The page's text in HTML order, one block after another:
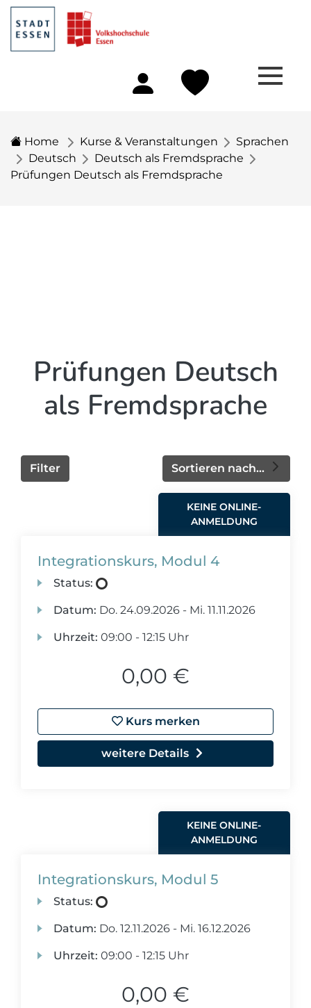
Home Kurse & Veranstaltungen
Sprachen
Deutsch
Deutsch als Fremdsprache
Prüfungen Deutsch als Fremdsprache
Prüfungen Deutsch
als Fremdsprache
Sortieren nach...
Filter
KEINE ONLINE-
ANMELDUNG
Integrationskurs, Modul 4
Status:
Datum: Do. 24.09.2026 - Mi. 11.11.2026
Uhrzeit: 09:00 - 12:15 Uhr
0,00 €
Kurs merken
weitere Details
KEINE ONLINE-
ANMELDUNG
Integrationskurs, Modul 5
Status:
Datum: Do. 12.11.2026 - Mi. 16.12.2026
Uhrzeit: 09:00 - 12:15 Uhr
0,00 €